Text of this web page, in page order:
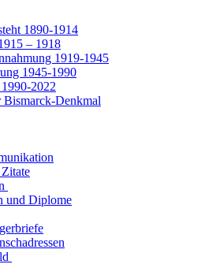
1890-1914
– 1918
1919-1945
1945-1990
2022
Bismarck-Denkmal
und Diplome